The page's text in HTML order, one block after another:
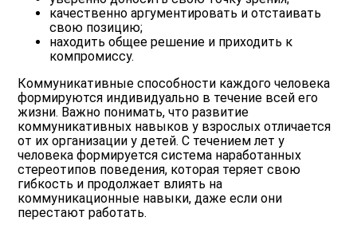
качественно аргументировать и отстаивать
свою позицию;
находить общее решение и приходить к
компромиссу.
Коммуникативные способности каждого человека
формируются индивидуально в течение всей его
жизни. Важно понимать, что развитие
коммуникативных навыков у взрослых отличается
от их организации у детей. С течением лет у
человека формируется система наработанных
стереотипов поведения, которая теряет свою
гибкость и продолжает влиять на
коммуникационные навыки, даже если они
перестают работать.